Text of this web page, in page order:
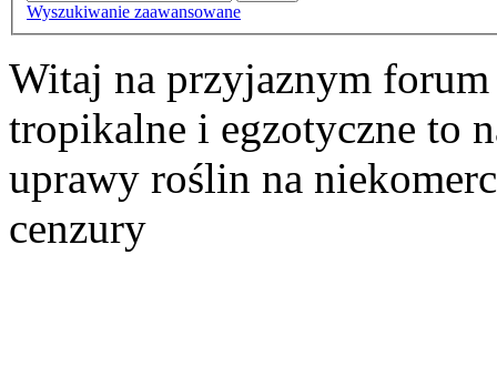
Wyszukiwanie zaawansowane
Witaj na przyjaznym
tropikalne i egzotyczne to
uprawy roślin na
cenzury